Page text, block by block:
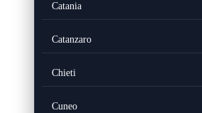
Catania
Catanzaro
Chieti
Cuneo